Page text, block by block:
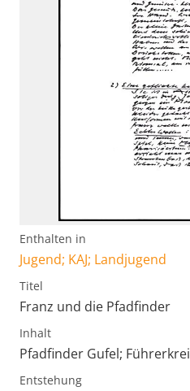
Enthalten in
Jugend; KAJ; Landjugend
Titel
Franz und die Pfadfinder
Inhalt
Pfadfinder Gufel;
Entstehung